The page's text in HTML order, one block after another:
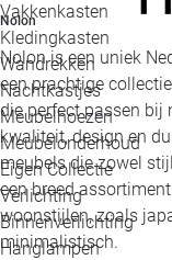
Vakkenkasten
Kledingkasten
Wandrekken
Nachtkastjes
Meubelhoezen
Meubelonderhoud
Eigen Collectie
Verlichting
Binnenverlichting
Hanglampen
Nolon
Nolon is een uniek
een prachtige
die perfect passen bij
kwaliteit, design en
meubels die zowel
een breed
woonstijlen, zoals
minimalistisch.